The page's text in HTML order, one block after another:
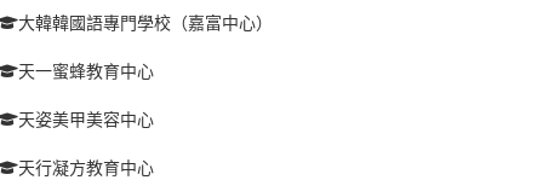
大韓韓國語專門學校（嘉富中心）
天一蜜蜂教育中心
天姿美甲美容中心
天行凝方教育中心